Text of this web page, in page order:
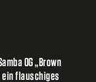
OG „Brown
ein flauschiges